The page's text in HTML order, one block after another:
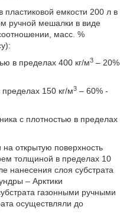
емкости 200 л в
ручной мешалки в виде
масс. %
в пределах 400 кг/м3– 20%
150 кг/м3– 60% -
с плотностью в пределах
открытую поверхность
толщиной в пределах 10
нанесения слоя субстрата
– Арктики
газонными ручными
осуществляли до